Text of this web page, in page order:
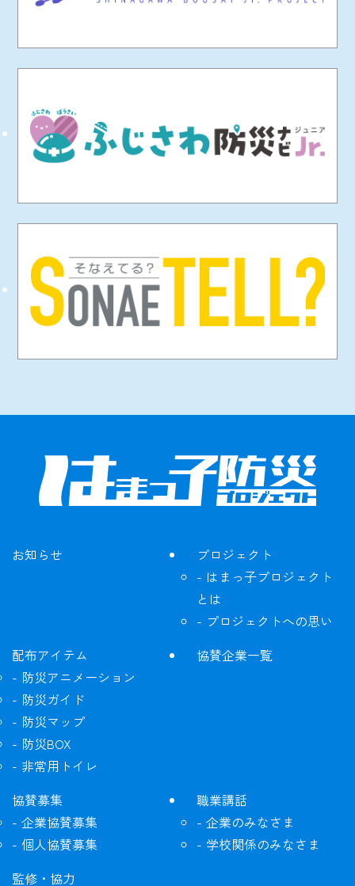
お知らせ
プロジェクト
はまっ子プロジェクト
とは
プロジェクトへの思い
配布アイテム
防災アニメーション
防災ガイド
防災マップ
防災BOX
非常用トイレ
協賛企業一覧
協賛募集
企業協賛募集
個人協賛募集
職業講話
企業のみなさま
学校関係のみなさま
監修・協力